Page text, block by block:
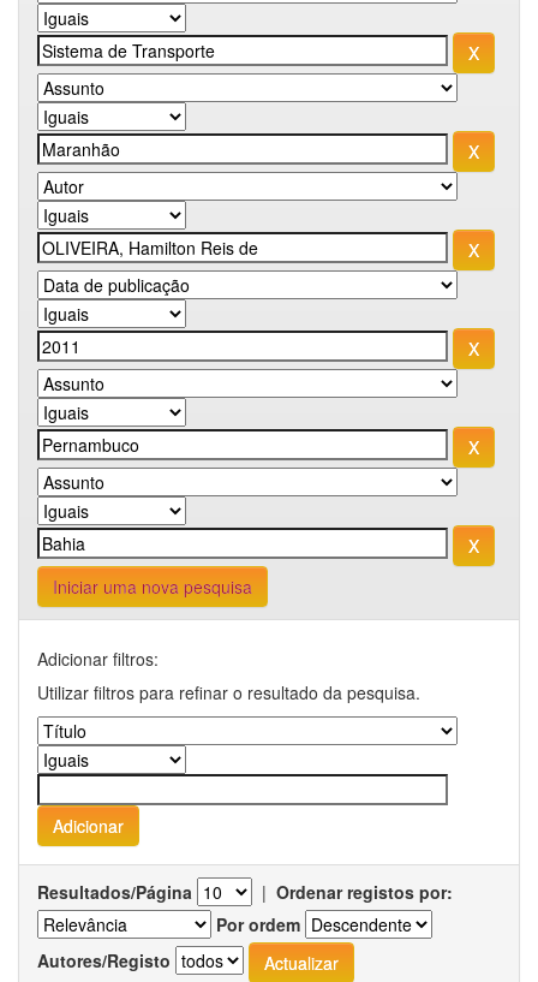
Iniciar uma nova pesquisa
Adicionar filtros:
Utilizar filtros para refinar o resultado da pesquisa.
Resultados/Página | Ordenar registos por:
Por ordem
Autores/Registo